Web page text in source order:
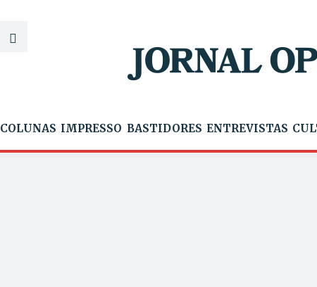
COLUNAS IMPRESSO BASTIDORES ENTREVISTAS